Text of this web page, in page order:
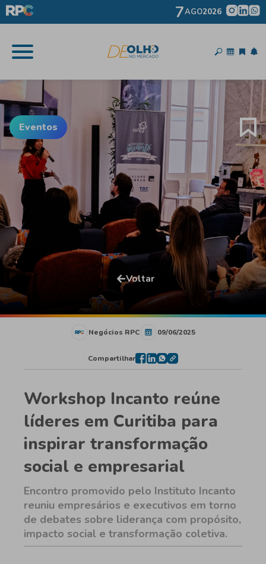
7AGO2026
Eventos
Voltar
Negócios RPC 09/06/2025
Compartilhar
Workshop Incanto reúne
líderes em Curitiba para
inspirar transformação
social e empresarial
Encontro promovido pelo Instituto Incanto
reuniu empresários e executivos em torno
de debates sobre liderança com propósito,
impacto social e transformação coletiva.